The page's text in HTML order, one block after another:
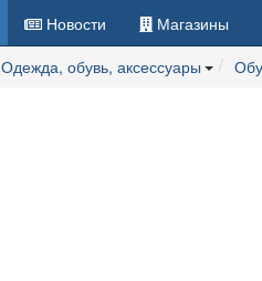
Новости Магазины
Одежда, обувь, аксессуары